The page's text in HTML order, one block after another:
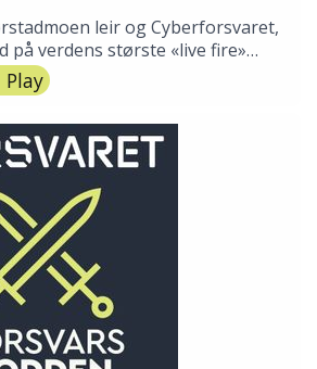
leir og Cyberforsvaret,
på verdens største «live fire»
«Locked Shields» er ledet av
mer enn 4000 deltakere fra
På bare et par dager må
en virtuell verden mot
dataangrep. De beste, stikker av
Play